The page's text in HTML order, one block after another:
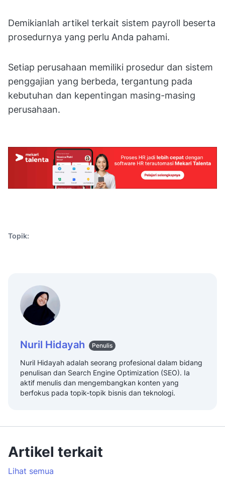
Demikianlah artikel terkait sistem payroll beserta
prosedurnya yang perlu Anda pahami.
Setiap perusahaan memiliki prosedur dan sistem
penggajian yang berbeda, tergantung pada
kebutuhan dan kepentingan masing-masing
perusahaan.
Topik:
Nuril Hidayah Penulis
Nuril Hidayah adalah seorang profesional dalam bidang
penulisan dan Search Engine Optimization (SEO). Ia
aktif menulis dan mengembangkan konten yang
berfokus pada topik-topik bisnis dan teknologi.
Artikel terkait
Lihat semua